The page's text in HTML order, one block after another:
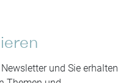
und Sie erhalten